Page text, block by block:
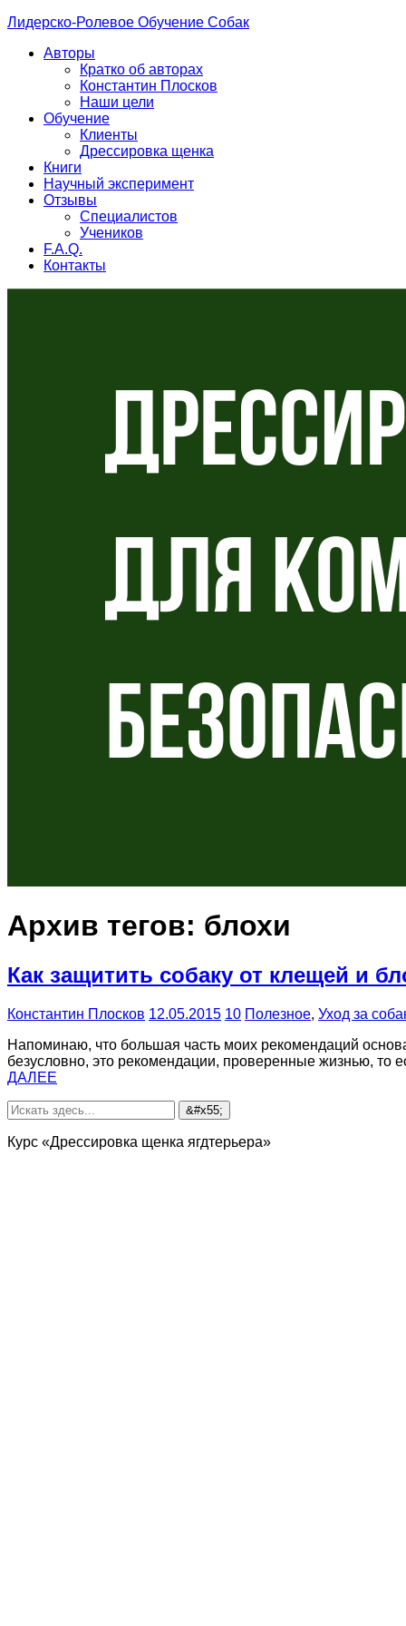
Лидерско-Ролевое Обучение Собак
Авторы
Кратко об авторах
Константин Плосков
Наши цели
Обучение
Клиенты
Дрессировка щенка
Книги
Научный эксперимент
Отзывы
Специалистов
Учеников
F.A.Q.
Контакты
Архив тегов: блохи
Как защитить собаку от клещей и
Константин Плосков 12.05.2015 10 Полезное, Уход за
Напоминаю, что большая часть моих рекомендаций
безусловно, это рекомендации, проверенные жизнью,
ДАЛЕЕ
Курс «Дрессировка щенка ягдтерьера»